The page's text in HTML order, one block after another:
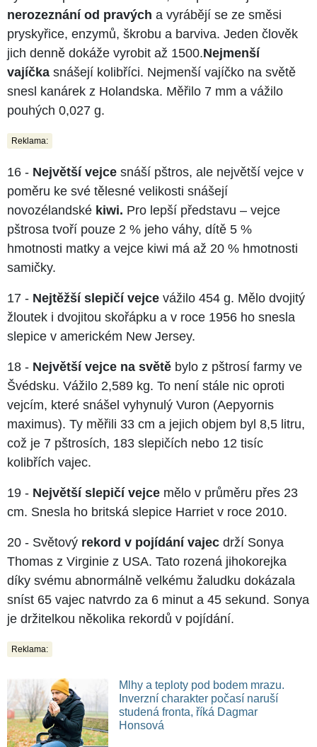
nerozeznání od pravých a vyrábějí se ze směsi
pryskyřice, enzymů, škrobu a barviva. Jeden člověk
jich denně dokáže vyrobit až 1500.Nejmenší
vajíčka snášejí kolibříci. Nejmenší vajíčko na světě
snesl kanárek z Holandska. Měřilo 7 mm a vážilo
pouhých 0,027 g.
Reklama:
16 - Největší vejce snáší pštros, ale největší vejce v
poměru ke své tělesné velikosti snášejí
novozélandské kiwi. Pro lepší představu – vejce
pštrosa tvoří pouze 2 % jeho váhy, dítě 5 %
hmotnosti matky a vejce kiwi má až 20 % hmotnosti
samičky.
17 - Nejtěžší slepičí vejce vážilo 454 g. Mělo dvojitý
žloutek i dvojitou skořápku a v roce 1956 ho snesla
slepice v americkém New Jersey.
18 - Největší vejce na světě bylo z pštrosí farmy ve
Švédsku. Vážilo 2,589 kg. To není stále nic oproti
vejcím, které snášel vyhynulý Vuron (Aepyornis
maximus). Ty měřili 33 cm a jejich objem byl 8,5 litru,
což je 7 pštrosích, 183 slepičích nebo 12 tisíc
kolibřích vajec.
19 - Největší slepičí vejce mělo v průměru přes 23
cm. Snesla ho britská slepice Harriet v roce 2010.
20 - Světový rekord v pojídání vajec drží Sonya
Thomas z Virginie z USA. Tato rozená jihokorejka
díky svému abnormálně velkému žaludku dokázala
sníst 65 vajec natvrdo za 6 minut a 45 sekund. Sonya
je držitelkou několika rekordů v pojídání.
Reklama:
Mlhy a teploty pod bodem mrazu.
Inverzní charakter počasí naruší
studená fronta, říká Dagmar
Honsová